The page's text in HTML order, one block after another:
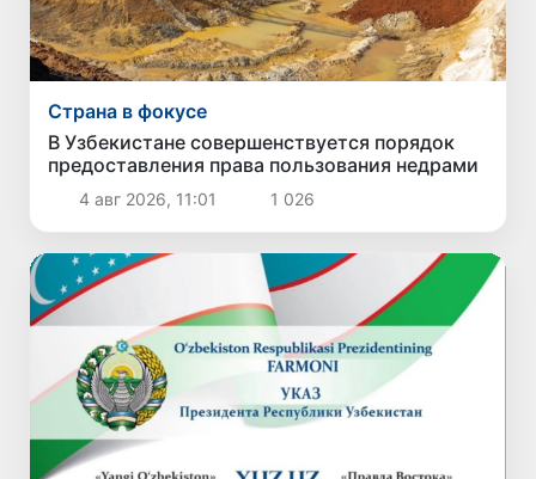
Страна в фокусе
В Узбекистане совершенствуется порядок
предоставления права пользования недрами
4 авг 2026, 11:01 1 026